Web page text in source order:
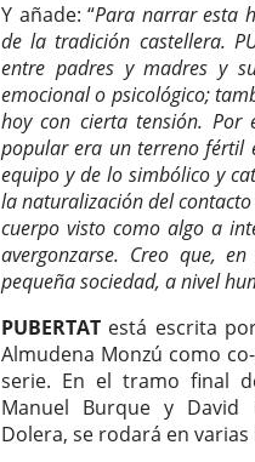
Y añade: “Para narrar esta
de la tradición castellera.
entre padres y madres y
emocional o psicológico;
hoy con cierta tensión.
popular era un terreno fértil
equipo y de lo simbólico y
la naturalización del
cuerpo visto como algo a
avergonzarse. Creo que,
pequeña sociedad, a nivel
PUBERTAT está escrita
Almudena Monzú como
serie. En el tramo final
Manuel Burque y David
Dolera, se rodará en